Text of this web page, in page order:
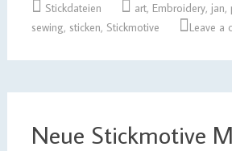
Stickdateien art, Embroidery, jan,
sewing, sticken, Stickmotive Leave a
Neue Stickmotive